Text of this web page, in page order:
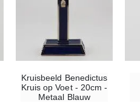
Kruisbeeld Benedictus
Kruis op Voet - 20cm -
Metaal Blauw
€5.00